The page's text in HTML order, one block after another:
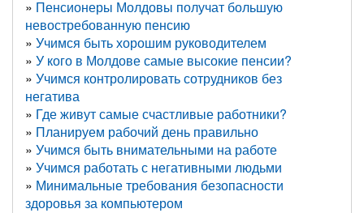
Пенсионеры Молдовы получат большую
невостребованную пенсию
Учимся быть хорошим руководителем
У кого в Молдове самые высокие пенсии?
Учимся контролировать сотрудников без
негатива
Где живут самые счастливые работники?
Планируем рабочий день правильно
Учимся быть внимательными на работе
Учимся работать с негативными людьми
Минимальные требования безопасности
здоровья за компьютером